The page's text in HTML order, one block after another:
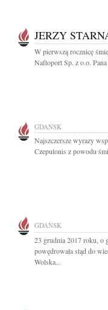
JERZY
W pierwszą rocznicę
Naftoport Sp. z o.o.
GDAŃSK
Najszczersze wyrazy
Czepulonis z powodu
GDAŃSK
23 grudnia 2017 roku, o
powędrowała stąd do
Wolska...